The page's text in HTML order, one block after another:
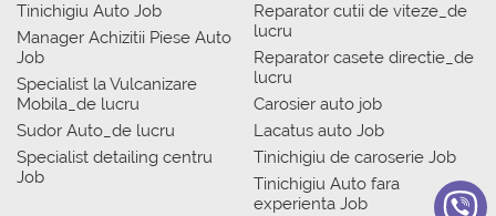
Tinichigiu Auto Job
Manager Achizitii Piese Auto
Job
Specialist la Vulcanizare
Mobila_de lucru
Sudor Auto_de lucru
Specialist detailing centru
Job
Reparator cutii de viteze_de
lucru
Reparator casete directie_de
lucru
Carosier auto job
Lacatus auto Job
Tinichigiu de caroserie Job
Tinichigiu Auto fara
experienta Job